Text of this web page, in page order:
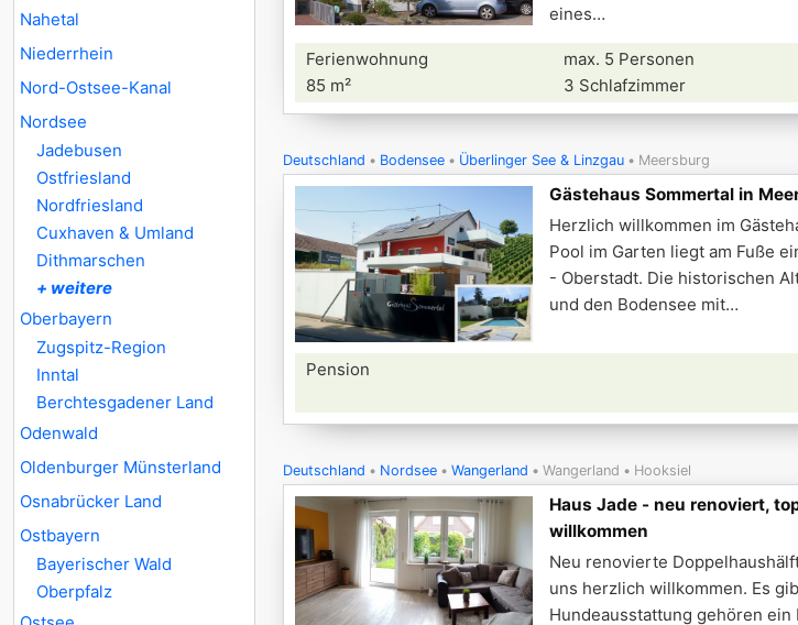
Nahetal
Niederrhein
Nord-Ostsee-Kanal
Nordsee
Jadebusen
Ostfriesland
Nordfriesland
Cuxhaven & Umland
Dithmarschen
+ weitere
Oberbayern
Zugspitz-Region
Inntal
Berchtesgadener Land
Odenwald
Oldenburger Münsterland
Osnabrücker Land
Ostbayern
Bayerischer Wald
Oberpfalz
eines
Ferienwohnung
85 m²
max. 5 Personen
3 Schlafzimmer
Deutschland Bodensee Überlinger See & Linzgau Meersburg
Gästehaus Sommertal in
Herzlich willkommen im
Pool im Garten liegt am Fuße
- Oberstadt. Die historischen
und den Bodensee mit
Pension
Deutschland Nordsee Wangerland Wangerland Hooksiel
Haus Jade - neu renoviert,
willkommen
Neu renovierte
uns herzlich willkommen. Es
Hundeausstattung gehören